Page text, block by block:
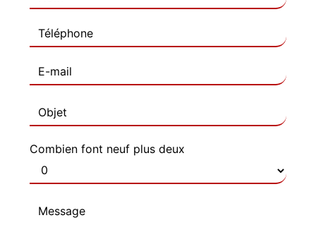
Combien font neuf plus deux